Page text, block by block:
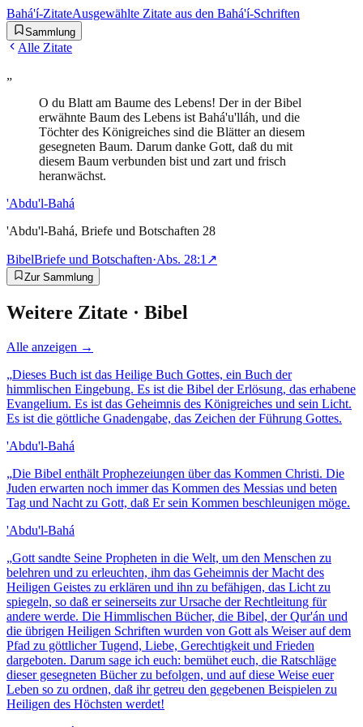
Bahá'í-ZitateAusgewählte Zitate aus den Bahá'í-Schriften
Sammlung
Alle Zitate
„
O du Blatt am Baume des Lebens! Der in der Bibel
erwähnte Baum des Lebens ist Bahá'u'lláh, und die
Töchter des Königreiches sind die Blätter an diesem
gesegneten Baum. Darum danke Gott, daß du mit
diesem Baum verbunden bist und zart und frisch
heranwächst.
'Abdu'l-Bahá
'Abdu'l-Bahá, Briefe und Botschaften 28
BibelBriefe und Botschaften·Abs. 28:1 ↗
Zur Sammlung
Weitere Zitate · Bibel
Alle anzeigen →
„Dieses Buch ist das Heilige Buch Gottes, ein Buch der
himmlischen Eingebung. Es ist die Bibel der Erlösung, das erhabene
Evangelium. Es ist das Geheimnis des Königreiches und sein Licht.
Es ist die göttliche Gnadengabe, das Zeichen der Führung Gottes.
'Abdu'l-Bahá
„Die Bibel enthält Prophezeiungen über das Kommen Christi. Die
Juden erwarten noch immer das Kommen des Messias und beten
Tag und Nacht zu Gott, daß Er sein Kommen beschleunigen möge.
'Abdu'l-Bahá
„Gott sandte Seine Propheten in die Welt, um den Menschen zu
belehren und zu erleuchten, ihm das Geheimnis der Macht des
Heiligen Geistes zu erklären und ihn zu befähigen, das Licht zu
spiegeln, so daß er seinerseits zur Ursache der Rechtleitung für
andere werde. Die Himmlischen Bücher, die Bibel, der Qur'án und
die übrigen Heiligen Schriften wurden von Gott als Weiser auf dem
Pfad zu göttlicher Tugend, Liebe, Gerechtigkeit und Frieden
dargeboten. Darum sage ich euch: bemühet euch, die Ratschläge
dieser gesegneten Bücher zu befolgen, und auf diese Weise euer
Leben so zu ordnen, daß ihr getreu den gegebenen Beispielen zu
Heiligen des Höchsten werdet!